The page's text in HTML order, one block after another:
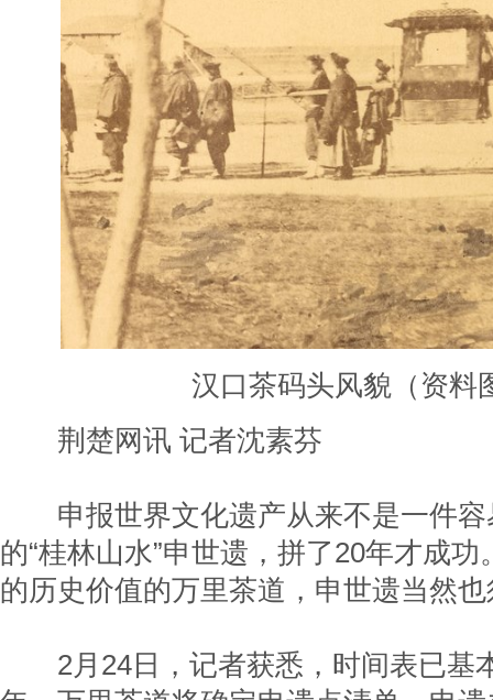
汉口茶码头风貌（资料
荆楚网讯 记者沈素芬
申报世界文化遗产从来不是一件容
的“桂林山水”申世遗，拼了20年才成
的历史价值的万里茶道，申世遗当然
2月24日，记者获悉，时间表已基